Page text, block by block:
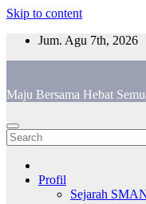
Skip to content
Jum. Agu 7th, 2026
Maju Bersama Hebat
Profil
Sejarah